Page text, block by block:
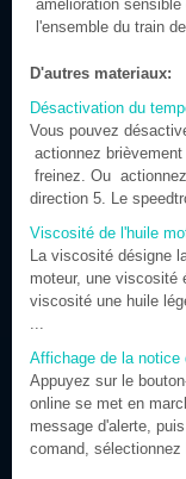
amélioration
l'ensemble du train
D'autres materiaux:
Désactivation du
Vous pouvez
actionnez
freinez. Ou
direction 5. Le
Viscosité de l'huile
La viscosité désigne
moteur, une viscosité
viscosité une huile
...
Affichage de la notice
Appuyez sur le
online se met en
message d'alerte,
comand,